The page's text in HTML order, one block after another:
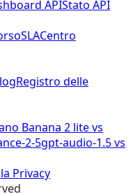
APIStato API
SLACentro
Registro delle
Banana 2 lite vs
2-5gpt-audio-1.5 vs
Privacy